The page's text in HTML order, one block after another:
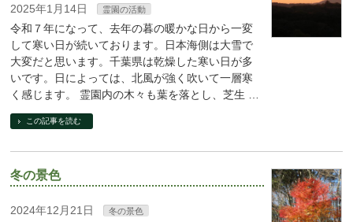
2025年1月14日 霊園の活動
令和７年になって、去年の暮の暖かな日から一変
して寒い日が続いております。日本海側は大雪で
大変だと思います。千葉県は乾燥した寒い日が多
いです。日によっては、北風が強く吹いて一層寒
く感じます。 霊園内の木々も葉を落とし、芝生 …
この記事を読む
冬の景色
2024年12月21日 冬の景色